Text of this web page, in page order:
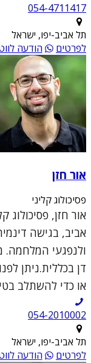
054-4711417
תל אביב-יפו, ישראל
לפרטים
הודעה
אור חזן
פסיכולוג קליני
אור חזן, פסיכולוג
ולנפגעי המלחמה.
דן בכללית.ניתן
או כדי להשתלב
054-2010002
תל אביב-יפו, ישראל
לפרטים
הודעה